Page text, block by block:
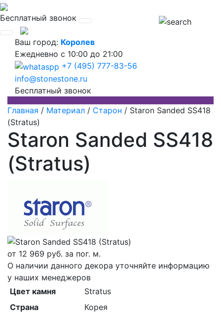
Бесплатный звонок
Ваш город: Королев
Ежедневно с 10:00 до 21:00
+7 (495) 777-83-56
info@stonestone.ru
Бесплатный звонок
Главная / Материал / Старон / Staron Sanded SS418
(Stratus)
Staron Sanded SS418
(Stratus)
от 12 969 руб. за пог. м.
О наличии данного декора уточняйте информацию
у наших менеджеров
Цвет камня
Stratus
Страна
Корея